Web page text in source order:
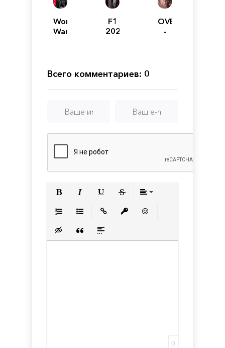
World
War
F1
2020
OVERPASS
-
Всего комментариев: 0
Вставка скрытого текста
Вставка цитаты
Вставка спойлера
0